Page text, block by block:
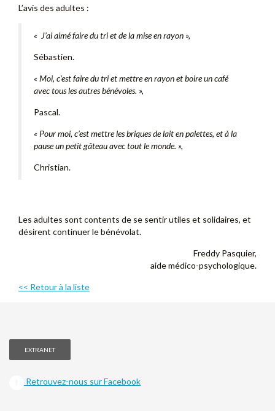
L’avis des adultes :
« J’ai aimé faire du tri et de la mise en rayon »,
Sébastien.
« Moi, c’est faire du tri et mettre en rayon et boire un café
avec tous les autres bénévoles. »,
Pascal.
« Pour moi, c’est mettre les briques de lait en palettes, et à la
pause un petit gâteau avec tout le monde. »,
Christian.
Les adultes sont contents de se sentir utiles et solidaires, et
désirent continuer le bénévolat.
Freddy Pasquier,
aide médico-psychologique.
<< Retour à la liste
EXTRANET
Retrouvez-nous sur Facebook